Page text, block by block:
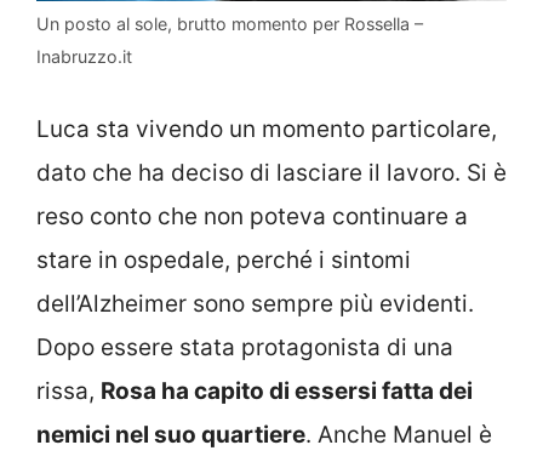
Un posto al sole, brutto momento per Rossella –
Inabruzzo.it
Luca sta vivendo un momento particolare,
dato che ha deciso di lasciare il lavoro. Si è
reso conto che non poteva continuare a
stare in ospedale, perché i sintomi
dell’Alzheimer sono sempre più evidenti.
Dopo essere stata protagonista di una
rissa, Rosa ha capito di essersi fatta dei
nemici nel suo quartiere. Anche Manuel è